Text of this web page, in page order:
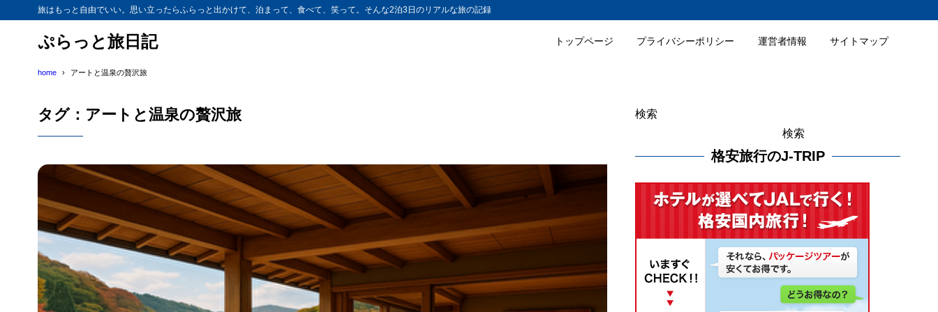
旅はもっと自由でいい。思い立ったらふらっと出かけて、泊まって、食べて、笑って。そんな2泊3日のリアルな旅の記録
ぷらっと旅日記 トップページ プライバシーポリシー 運営者情報 サイトマップ
home アートと温泉の贅沢旅
タグ：アートと温泉の贅沢旅
検索
検索
格安旅行のJ-TRIP